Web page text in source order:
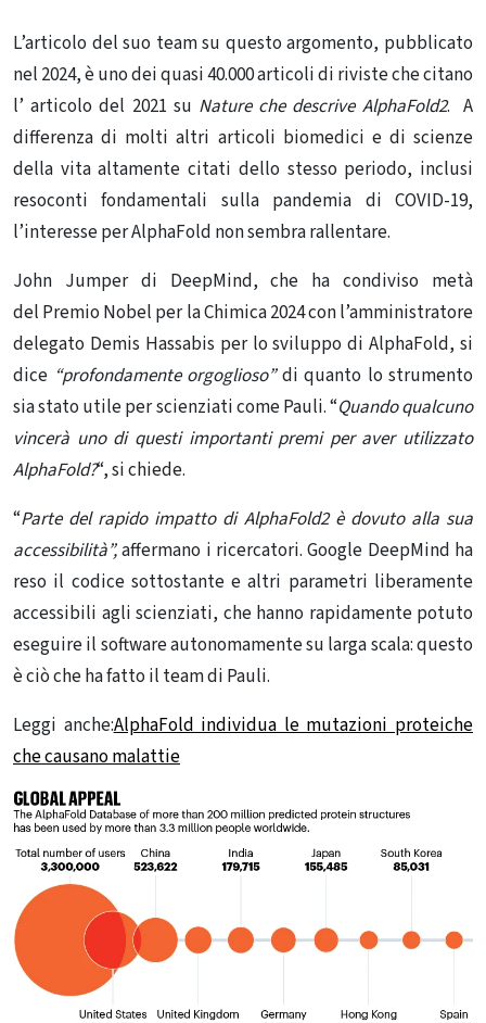
L’articolo del suo team su questo argomento, pubblicato
nel 2024, è uno dei quasi 40.000 articoli di riviste che citano
l’ articolo del 2021 su Nature che descrive AlphaFold2. A
differenza di molti altri articoli biomedici e di scienze
della vita altamente citati dello stesso periodo, inclusi
resoconti fondamentali sulla pandemia di COVID-19,
l’interesse per AlphaFold non sembra rallentare.
John Jumper di DeepMind, che ha condiviso metà
del Premio Nobel per la Chimica 2024con l’amministratore
delegato Demis Hassabis per lo sviluppo di AlphaFold, si
dice “profondamente orgoglioso”di quanto lo strumento
sia stato utile per scienziati come Pauli. “Quando qualcuno
vincerà uno di questi importanti premi per aver utilizzato
AlphaFold?“, si chiede.
“Parte del rapido impatto di AlphaFold2 è dovuto alla sua
accessibilità”,affermano i ricercatori. Google DeepMind ha
reso il codice sottostante e altri parametri liberamente
accessibili agli scienziati, che hanno rapidamente potuto
eseguire il software autonomamente su larga scala: questo
è ciò che ha fatto il team di Pauli.
Leggi anche:AlphaFold individua le mutazioni proteiche
che causano malattie